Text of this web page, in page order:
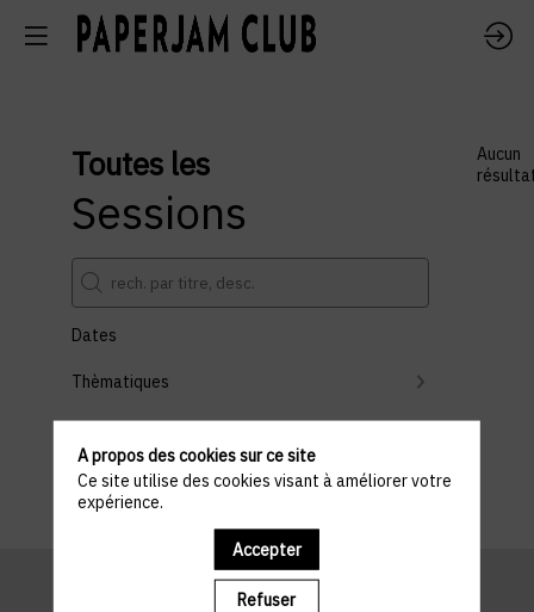
Toutes les
Sessions
Dates
Thèmatiques
Effacer tous les filtres
Aucun
A propos des cookies sur ce site
Ce site utilise des cookies visant à améliorer votre
expérience.
Accepter
Refuser